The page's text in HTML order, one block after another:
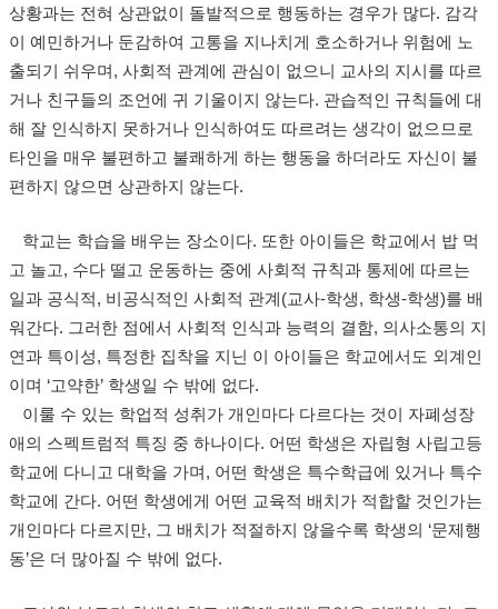
상황과는 전혀 상관없이 돌발적으로 행동하는 경우가 많다. 감각
이 예민하거나 둔감하여 고통을 지나치게 호소하거나 위험에 노
출되기 쉬우며, 사회적 관계에 관심이 없으니 교사의 지시를 따르
거나 친구들의 조언에 귀 기울이지 않는다. 관습적인 규칙들에 대
해 잘 인식하지 못하거나 인식하여도 따르려는 생각이 없으므로
타인을 매우 불편하고 불쾌하게 하는 행동을 하더라도 자신이 불
편하지 않으면 상관하지 않는다.
학교는 학습을 배우는 장소이다. 또한 아이들은 학교에서 밥 먹
고 놀고, 수다 떨고 운동하는 중에 사회적 규칙과 통제에 따르는
일과 공식적, 비공식적인 사회적 관계(교사-학생, 학생-학생)를 배
워간다. 그러한 점에서 사회적 인식과 능력의 결함, 의사소통의 지
연과 특이성, 특정한 집착을 지닌 이 아이들은 학교에서도 외계인
이며 ‘고약한’ 학생일 수 밖에 없다.
이룰 수 있는 학업적 성취가 개인마다 다르다는 것이 자폐성장
애의 스펙트럼적 특징 중 하나이다. 어떤 학생은 자립형 사립고등
학교에 다니고 대학을 가며, 어떤 학생은 특수학급에 있거나 특수
학교에 간다. 어떤 학생에게 어떤 교육적 배치가 적합할 것인가는
개인마다 다르지만, 그 배치가 적절하지 않을수록 학생의 ‘문제행
동’은 더 많아질 수 밖에 없다.